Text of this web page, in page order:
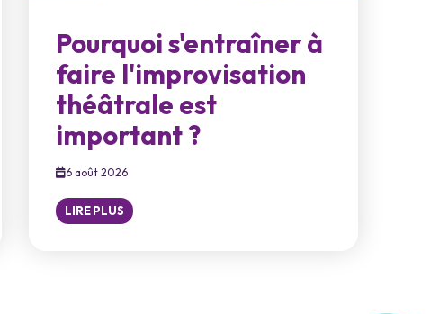
Pourquoi s'entraîner à
faire l'improvisation
théâtrale est
important ?
6 août 2026
LIRE PLUS